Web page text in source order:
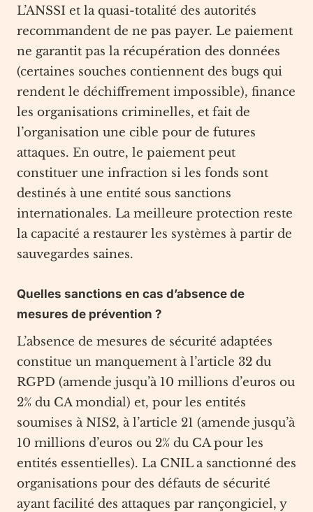
L’ANSSI et la quasi-totalité des autorités
recommandent de ne pas payer. Le paiement
ne garantit pas la récupération des données
(certaines souches contiennent des bugs qui
rendent le déchiffrement impossible), finance
les organisations criminelles, et fait de
l’organisation une cible pour de futures
attaques. En outre, le paiement peut
constituer une infraction si les fonds sont
destinés à une entité sous sanctions
internationales. La meilleure protection reste
la capacité a restaurer les systèmes à partir de
sauvegardes saines.
Quelles sanctions en cas d’absence de
mesures de prévention ?
L’absence de mesures de sécurité adaptées
constitue un manquement à l’article 32 du
RGPD (amende jusqu’à 10 millions d’euros ou
2% du CA mondial) et, pour les entités
soumises à NIS2, à l’article 21 (amende jusqu’à
10 millions d’euros ou 2% du CA pour les
entités essentielles). La CNIL a sanctionné des
organisations pour des défauts de sécurité
ayant facilité des attaques par rançongiciel, y